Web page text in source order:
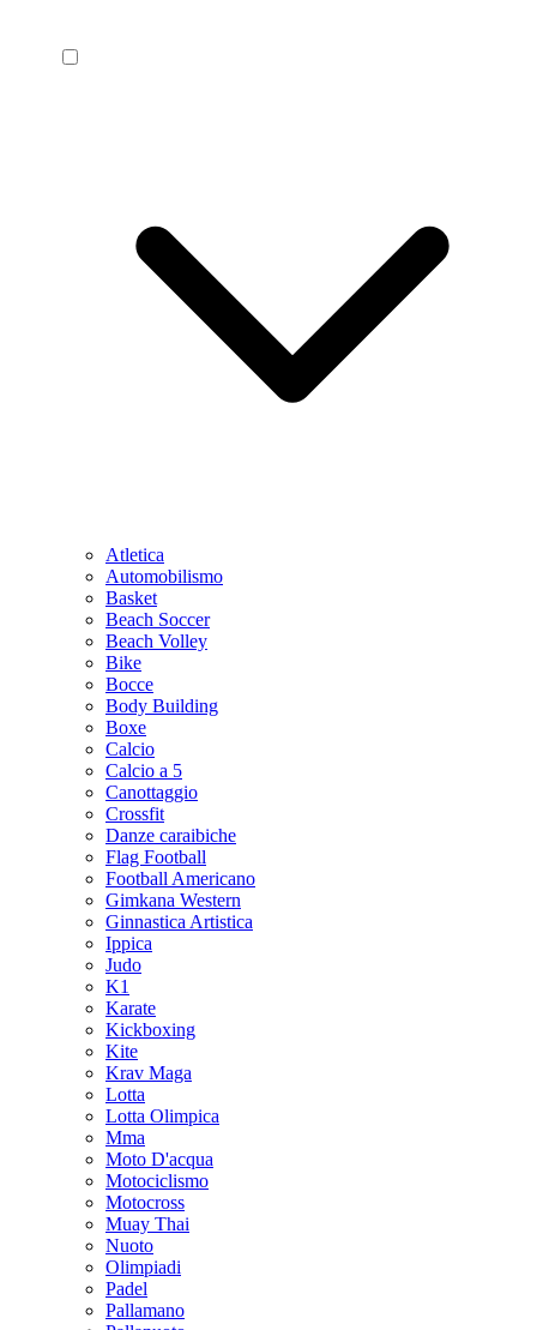
Atletica
Automobilismo
Basket
Beach Soccer
Beach Volley
Bike
Bocce
Body Building
Boxe
Calcio
Calcio a 5
Canottaggio
Crossfit
Danze caraibiche
Flag Football
Football Americano
Gimkana Western
Ginnastica Artistica
Ippica
Judo
K1
Karate
Kickboxing
Kite
Krav Maga
Lotta
Lotta Olimpica
Mma
Moto D'acqua
Motociclismo
Motocross
Muay Thai
Nuoto
Olimpiadi
Padel
Pallamano